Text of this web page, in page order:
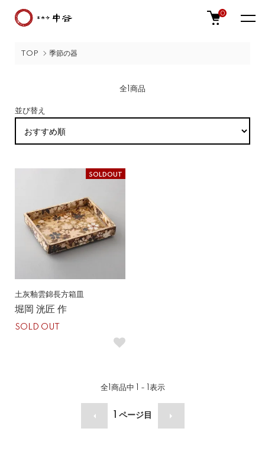
0
TOP 季節の器
全1商品
並び替え
SOLDOUT
土灰釉雲錦長方箱皿
堀岡 洸匠 作
SOLD OUT
全1 商品中 1 - 1 表示
1 ページ目